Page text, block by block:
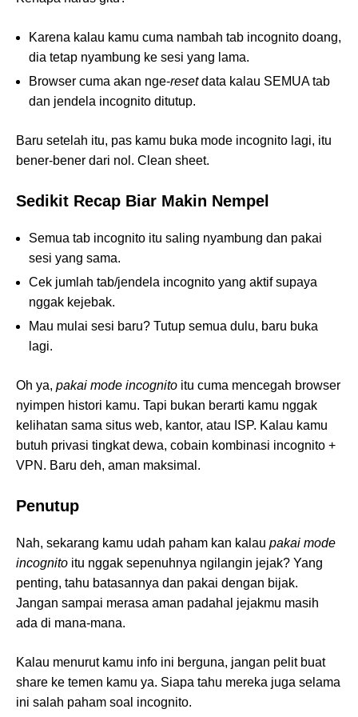
Karena kalau kamu cuma nambah tab incognito doang,
dia tetap nyambung ke sesi yang lama.
Browser cuma akan nge-resetdata kalau SEMUA tab
dan jendela incognito ditutup.
Baru setelah itu, pas kamu buka mode incognito lagi, itu
bener-bener dari nol. Clean sheet.
Sedikit Recap Biar Makin Nempel
Semua tab incognito itu saling nyambung dan pakai
sesi yang sama.
Cek jumlah tab/jendela incognito yang aktif supaya
nggak kejebak.
Mau mulai sesi baru? Tutup semua dulu, baru buka
lagi.
Oh ya, pakai mode incognito itu cuma mencegah browser
nyimpen histori kamu. Tapi bukan berarti kamu nggak
kelihatan sama situs web, kantor, atau ISP. Kalau kamu
butuh privasi tingkat dewa, cobain kombinasi incognito +
VPN. Baru deh, aman maksimal.
Penutup
Nah, sekarang kamu udah paham kan kalau pakai mode
incognito itu nggak sepenuhnya ngilangin jejak? Yang
penting, tahu batasannya dan pakai dengan bijak.
Jangan sampai merasa aman padahal jejakmu masih
ada di mana-mana.
Kalau menurut kamu info ini berguna, jangan pelit buat
share ke temen kamu ya. Siapa tahu mereka juga selama
ini salah paham soal incognito.